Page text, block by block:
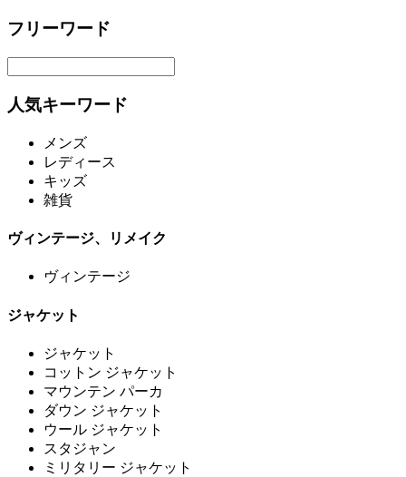
フリーワード
人気キーワード
メンズ
レディース
キッズ
雑貨
ヴィンテージ、リメイク
ヴィンテージ
ジャケット
ジャケット
コットン ジャケット
マウンテン パーカ
ダウン ジャケット
ウール ジャケット
スタジャン
ミリタリー ジャケット